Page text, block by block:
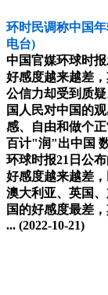
环时民调称中国
电台)
中国官媒环球时
好感度越来越差
公信力却受到质
国人民对中国的
感、自由和做个
百计"润"出中国
环球时报21日公
好感度越来越差
澳大利亚、英国
国的好感度最差
... (2022-10-21)